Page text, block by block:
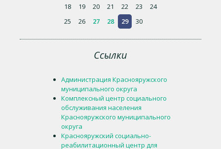
18
19 20 21 22 23
24
25
26 27 28 29 30
Ссылки
Администрация Краснояружского
муниципального округа
Комплексный центр социального
обслуживания населения
Краснояружского муниципального
округа
Краснояружский социально-
реабилитационный центр для